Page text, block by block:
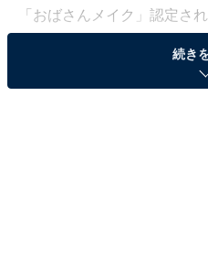
「おばさんメイク」認定さ
そ、自分では気付きにくい
のメイクをチェックしてみ
続き